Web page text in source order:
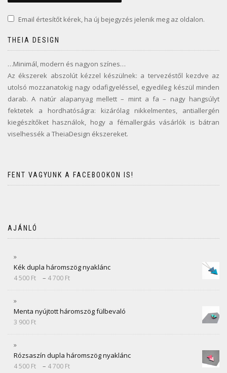
Email értesítőt kérek, ha új bejegyzés jelenik meg az oldalon.
THEIA DESIGN
…Minimál, modern és nagyon színes…
Az ékszerek abszolút kézzel készülnek: a tervezéstől kezdve az
utolsó mozzanatokig nagy odafigyeléssel, egyedileg készül minden
darab. A natúr alapanyag mellett – mint a fa – nagy hangsúlyt
fektetek a hordhatóságra: kizárólag nikkelmentes, antiallergén
kiegészítőket használok, hogy a fémallergiás vásárlók is bátran
viselhessék a TheiaDesign ékszereket.
FENT VAGYUNK A FACEBOOKON IS!
AJÁNLÓ
Kék dupla háromszög nyaklánc
4 500 Ft – 4 700 Ft
Menta nyújtott háromszög fülbevaló
3 900 Ft
Rózsaszín dupla háromszög nyaklánc
4 500 Ft – 4 700 Ft